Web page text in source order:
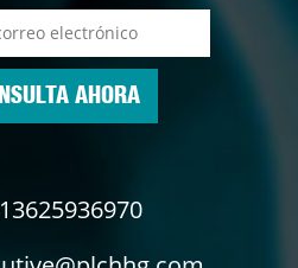
AHORA